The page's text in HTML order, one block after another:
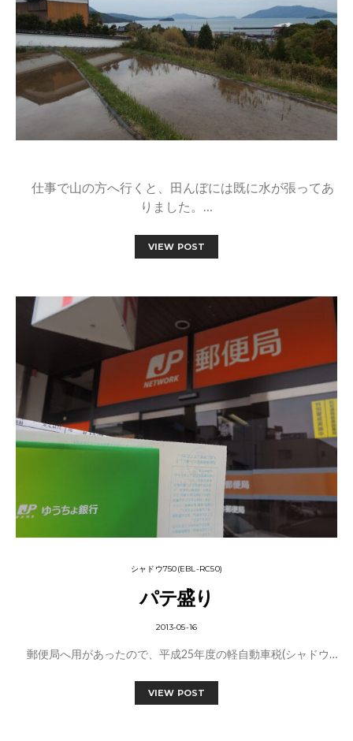
仕事で山の方へ行くと、田んぼには既に水が張ってあ
りました。…
VIEW POST
シャドウ750(EBL-RC50)
パテ盛り
2013-05-16
郵便局へ用があったので、平成25年度の軽自動車税(シャドウ…
VIEW POST